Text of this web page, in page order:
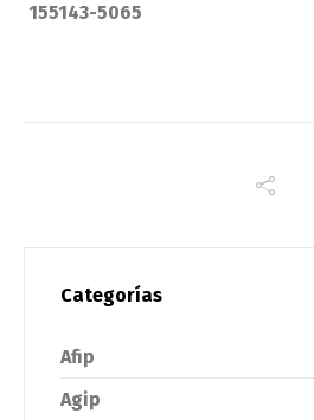
155143-5065
Categorías
Afip
Agip